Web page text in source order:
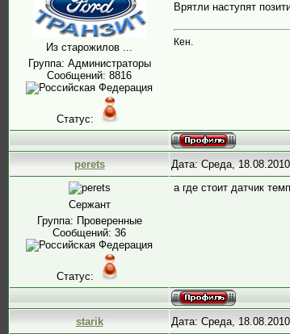
Из старожилов ...
Группа: Администраторы
Сообщений: 8816
Статус:
Врятли наступят
Кен.
perets Дата: Среда,
Сержант
Группа: Проверенные
Сообщений: 36
Статус:
а где стоит датчик
starik Дата: Среда,